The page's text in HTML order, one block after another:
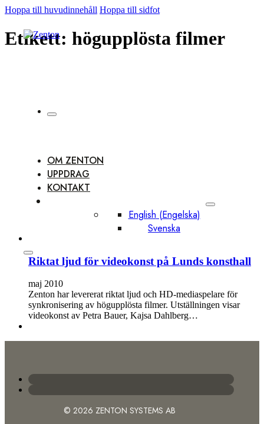
Hoppa till huvudinnehåll Hoppa till sidfot
OM ZENTON
UPPDRAG
KONTAKT
English (Engelska)
Svenska
Etikett: högupplösta filmer
Riktat ljud för videokonst på Lunds konsthall
maj 2010
Zenton har levererat riktat ljud och HD-mediaspelare för
synkronisering av högupplösta filmer. Utställningen visar
videokonst av Petra Bauer, Kajsa Dahlberg…
© 2026 ZENTON SYSTEMS AB